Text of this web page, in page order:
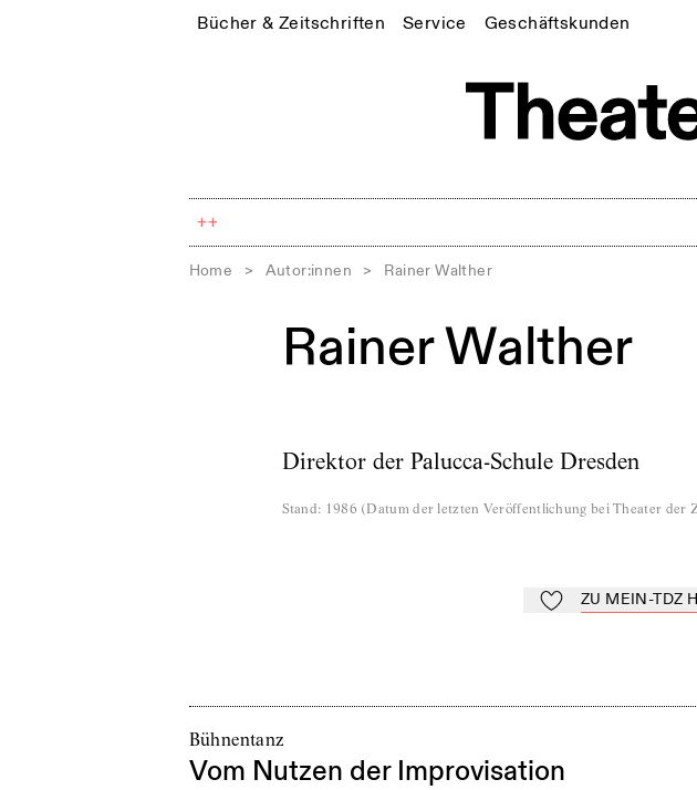
Bücher & Zeitschriften Service Geschäftskunden
++
Home > Autor:innen > Rainer Walther
Rainer Walther
Direktor der Palucca-Schule Dresden
Stand: 1986 (Datum der letzten Veröffentlichung bei Theater der
Zu Mein-TdZ
ZU MEIN-TDZ
Bühnentanz
Vom Nutzen der Improvisation